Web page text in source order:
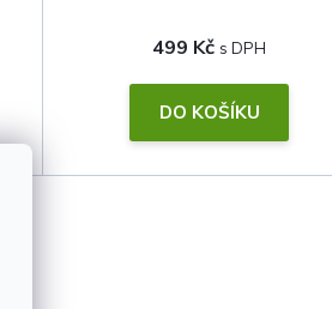
499 Kč
DO KOŠÍKU